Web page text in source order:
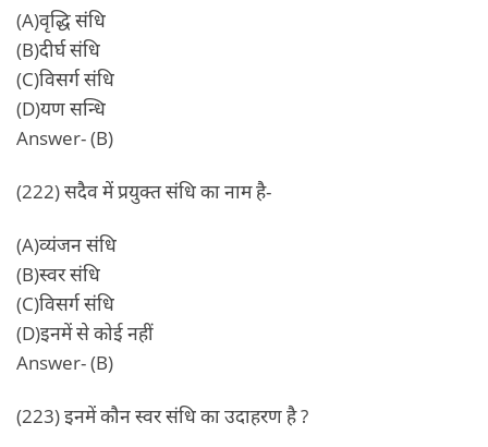
(A)वृद्धि संधि
(B)दीर्घ संधि
(C)विसर्ग संधि
(D)यण सन्धि
Answer- (B)
(222) सदैव में प्रयुक्त संधि का नाम है-
(A)व्यंजन संधि
(B)स्वर संधि
(C)विसर्ग संधि
(D)इनमें से कोई नहीं
Answer- (B)
(223) इनमें कौन स्वर संधि का उदाहरण है ?